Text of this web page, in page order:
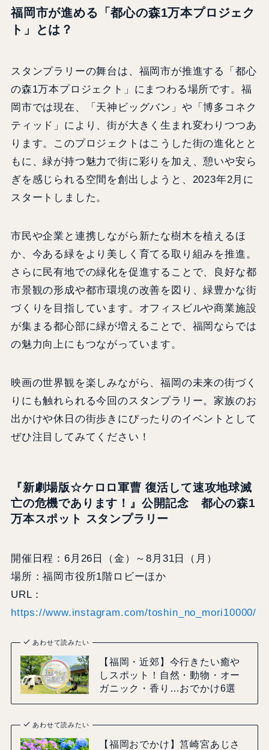
福岡市が進める「都心の森1万本プロジェク
ト」とは？
スタンプラリーの舞台は、福岡市が推進する「都心
の森1万本プロジェクト」にまつわる場所です。福
岡市では現在、「天神ビッグバン」や「博多コネク
ティッド」により、街が大きく生まれ変わりつつあ
ります。このプロジェクトはこうした街の進化とと
もに、緑が持つ魅力で街に彩りを加え、憩いや安ら
ぎを感じられる空間を創出しようと、2023年2月に
スタートしました。
市民や企業と連携しながら新たな樹木を植えるほ
か、今ある緑をより美しく育てる取り組みを推進。
さらに民有地での緑化を促進することで、良好な都
市景観の形成や都市環境の改善を図り、緑豊かな街
づくりを目指しています。オフィスビルや商業施設
が集まる都心部に緑が増えることで、福岡ならでは
の魅力向上にもつながっています。
映画の世界観を楽しみながら、福岡の未来の街づく
りにも触れられる今回のスタンプラリー。家族のお
出かけや休日の街歩きにぴったりのイベントとして
ぜひ注目してみてください！
『新劇場版☆ケロロ軍曹 復活して速攻地球滅
亡の危機であります！』公開記念 都心の森1
万本スポット スタンプラリー
開催日程：6月26日（金）～8月31日（月）
場所：福岡市役所1階ロビーほか
URL：
https://www.instagram.com/toshin_no_mori10000/
あわせて読みたい
【福岡・近郊】今行きたい癒や
しスポット！自然・動物・オー
ガニック・香り…おでかけ6選
あわせて読みたい
【福岡おでかけ】筥崎宮あじさ